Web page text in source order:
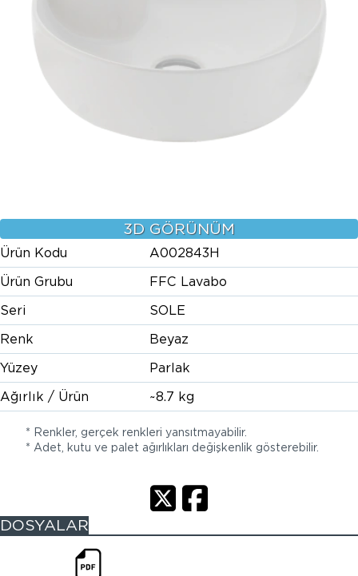
3D GÖRÜNÜM
Ürün Kodu
A002843H
Ürün Grubu
FFC Lavabo
Seri
SOLE
Renk
Beyaz
Yüzey
Parlak
Ağırlık / Ürün
~8.7 kg
* Renkler, gerçek renkleri yansıtmayabilir.
* Adet, kutu ve palet ağırlıkları değişkenlik gösterebilir.
DOSYALAR